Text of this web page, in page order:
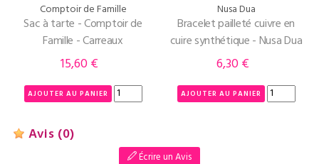
Comptoir de Famille
Sac à tarte - Comptoir de
Famille - Carreaux
Prix
15,60 €
AJOUTER AU PANIER
Nusa Dua
Bracelet pailleté cuivre en
cuire synthétique - Nusa Dua
Prix
6,30 €
AJOUTER AU PANIER
Avis (0)
Écrire un Avis